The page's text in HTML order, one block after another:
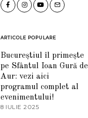
ARTICOLE POPULARE
Bucureștiul îl primește
pe Sfântul Ioan Gură de
Aur: vezi aici
programul complet al
evenimentului!
8 IULIE 2025